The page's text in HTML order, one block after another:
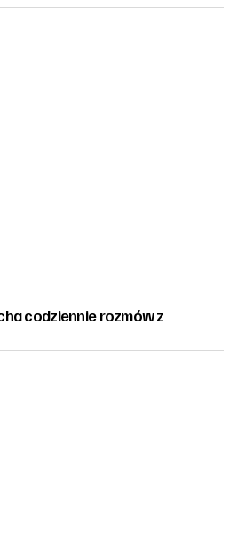
codziennie rozmów z